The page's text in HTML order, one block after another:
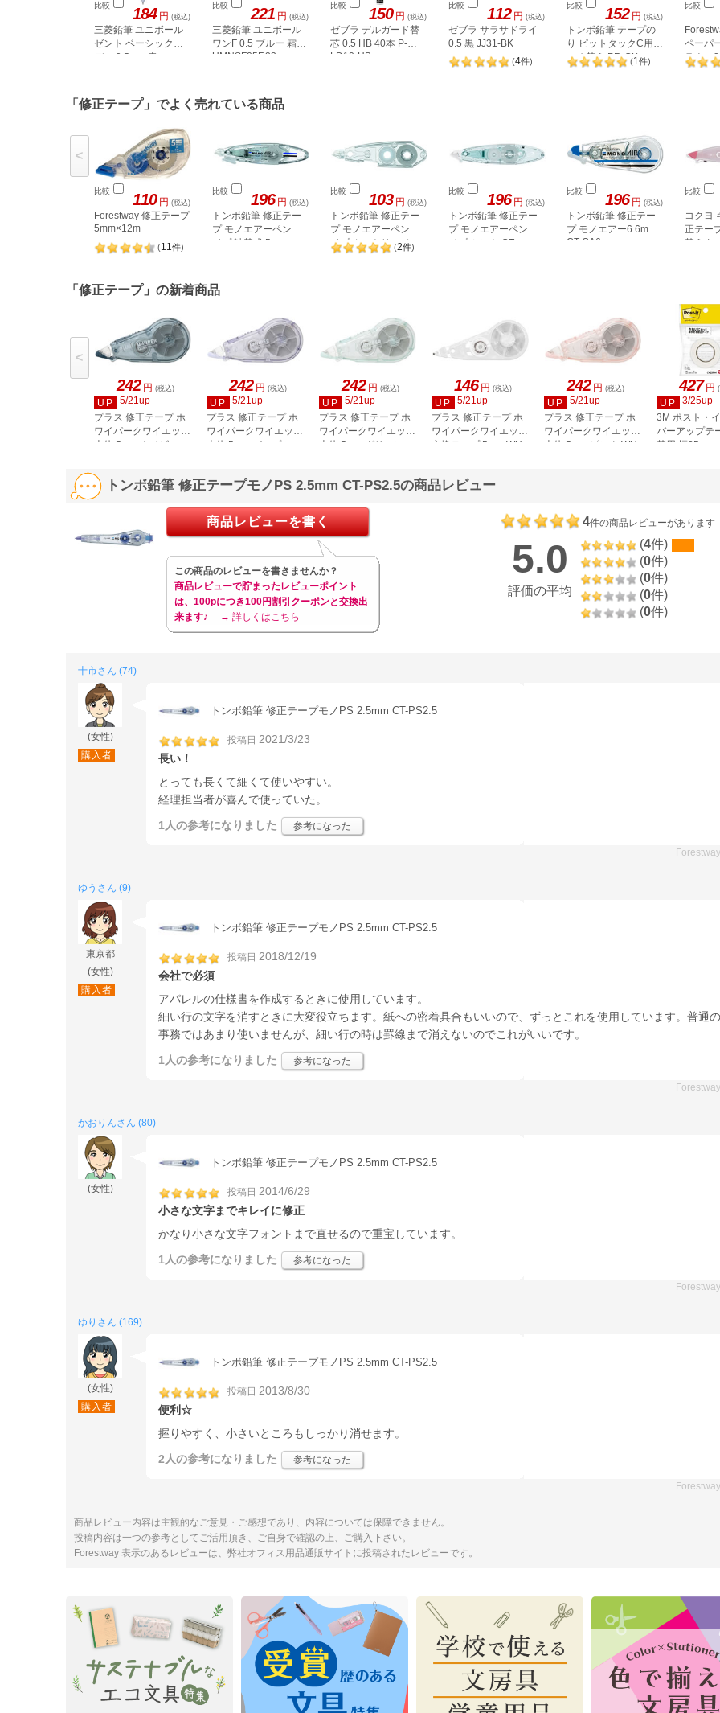
比較 184 円 (税込)
三菱鉛筆 ユニボール
ゼント ベーシックモ
デル 0.5mm 青
比較 221 円 (税込)
三菱鉛筆 ユニボール
ワンF 0.5 ブルー 霜柱
UMNSF05F.33
比較 150 円 (税込)
ゼブラ デルガード替
芯 0.5 HB 40本 P-
LD10-HB
比較 112 円 (税込)
ゼブラ サラサドライ
0.5 黒 JJ31-BK
(4件)
比較 152 円 (税込)
トンボ鉛筆 テープの
り ピットタックC用
つめ替え PR-CK
(1件)
比較
ペーパ
ラウン
「修正テープ」でよく売れている商品
比較 110 円 (税込)
Forestway 修正テープ
5mm×12m
(11件)
比較 196 円 (税込)
トンボ鉛筆 修正テー
プ モノエアーペンタ
イプ 詰替式 5mm
比較 103 円 (税込)
トンボ鉛筆 修正テー
プ モノエアーペンタ
イプ カートリッジ
5mm
(2件)
比較 196 円 (税込)
トンボ鉛筆 修正テー
プ モノエアーペンタ
イプ ミント CT-
比較 196 円 (税込)
トンボ鉛筆 修正テー
プ モノエアー6 6mm
CT-CA6
比較
コクヨ
正テー
替えタ
<
「修正テープ」の新着商品
242 円 (税込)
UP
5/21up
プラス 修正テープ ホ
ワイパークワイエット
本体 5mm ネイビー
242 円 (税込)
UP
5/21up
プラス 修正テープ ホ
ワイパークワイエット
本体 5mm パープル
242 円 (税込)
UP
5/21up
プラス 修正テープ ホ
ワイパークワイエット
本体 5mm グリーン
146 円 (税込)
UP
5/21up
プラス 修正テープ ホ
ワイパークワイエット
交換テープ 5mm WH-
242 円 (税込)
UP
5/21up
プラス 修正テープ ホ
ワイパークワイエット
本体 5mm ピンク WH-
427 円
UP
3/25up
3M ポスト・
バーアップテ
替用 幅
<
トンボ鉛筆 修正テープモノPS 2.5mm CT-PS2.5の商品レビュー
4件の商品レビューがあります
5.0
評価の平均
(4件)
(0件)
(0件)
(0件)
(0件)
商品レビューを書く
この商品のレビューを書きませんか？
商品レビューで貯まったレビューポイント
は、100pにつき100円割引クーポンと交換出
来ます♪
→ 詳しくはこちら
十市さん (74)
(女性)
購入者
トンボ鉛筆 修正テープモノPS 2.5mm CT-PS2.5
投稿日 2021/3/23
長い！
とっても長くて細くて使いやすい。
経理担当者が喜んで使っていた。
1人の参考になりました 参考になった
Forestway
ゆうさん (9)
東京都
(女性)
購入者
トンボ鉛筆 修正テープモノPS 2.5mm CT-PS2.5
投稿日 2018/12/19
会社で必須
アパレルの仕様書を作成するときに使用しています。
細い行の文字を消すときに大変役立ちます。紙への密着具合もいいので、ずっとこれを使用しています。普通の
事務ではあまり使いませんが、細い行の時は罫線まで消えないのでこれがいいです。
1人の参考になりました 参考になった
Forestway
かおりんさん (80)
(女性)
トンボ鉛筆 修正テープモノPS 2.5mm CT-PS2.5
投稿日 2014/6/29
小さな文字までキレイに修正
かなり小さな文字フォントまで直せるので重宝しています。
1人の参考になりました 参考になった
Forestway
ゆりさん (169)
(女性)
購入者
トンボ鉛筆 修正テープモノPS 2.5mm CT-PS2.5
投稿日 2013/8/30
便利☆
握りやすく、小さいところもしっかり消せます。
2人の参考になりました 参考になった
Forestway
商品レビュー内容は主観的なご意見・ご感想であり、内容については保障できません。
投稿内容は一つの参考としてご活用頂き、ご自身で確認の上、ご購入下さい。
Forestway 表示のあるレビューは、弊社オフィス用品通販サイトに投稿されたレビューです。